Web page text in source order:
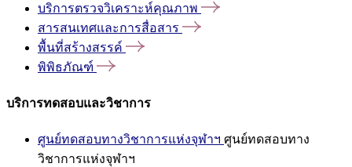
บริการตรวจวิเคราะห์คุณภาพ
สารสนเทศและการสื่อสาร
พื้นที่สร้างสรรค์
พิพิธภัณฑ์
บริการทดสอบและวิชาการ
ศูนย์ทดสอบทางวิชาการแห่งจุฬาฯ ศูนย์ทดสอบทาง
วิชาการแห่งจุฬาฯ